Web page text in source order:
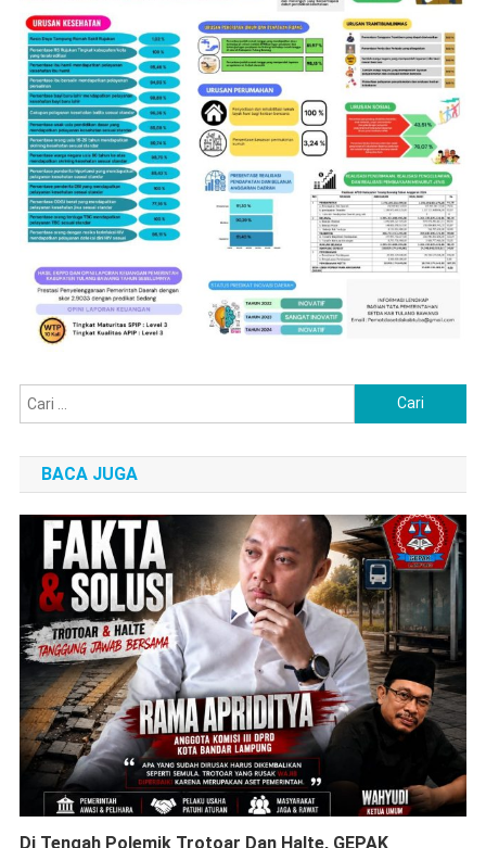
untuk:
BACA JUGA
Di Tengah Polemik Trotoar Dan Halte, GEPAK